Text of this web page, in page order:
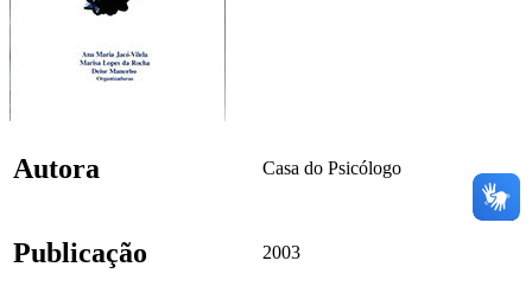
Autora Casa do Psicólogo
Publicação 2003